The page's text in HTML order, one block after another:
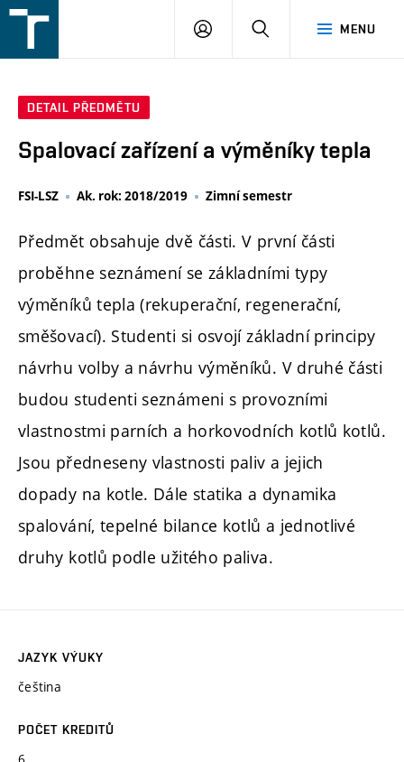
v
MENU
PŘIHLÁŠENÍ
DETAIL PŘEDMĚTU
Spalovací zařízení a výměníky tepla
FSI-LSZ Ak. rok: 2018/2019 Zimní semestr
Předmět obsahuje dvě části. V první části
proběhne seznámení se základními typy
výměníků tepla (rekuperační, regenerační,
směšovací). Studenti si osvojí základní principy
návrhu volby a návrhu výměníků. V druhé části
budou studenti seznámeni s provozními
vlastnostmi parních a horkovodních kotlů kotlů.
Jsou předneseny vlastnosti paliv a jejich
dopady na kotle. Dále statika a dynamika
spalování, tepelné bilance kotlů a jednotlivé
druhy kotlů podle užitého paliva.
JAZYK VÝUKY
čeština
POČET KREDITŮ